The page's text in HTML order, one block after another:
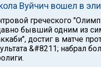
Вуйчич вошел в
греческого
бывший одним из
достиг в матче
&#8211; набрал